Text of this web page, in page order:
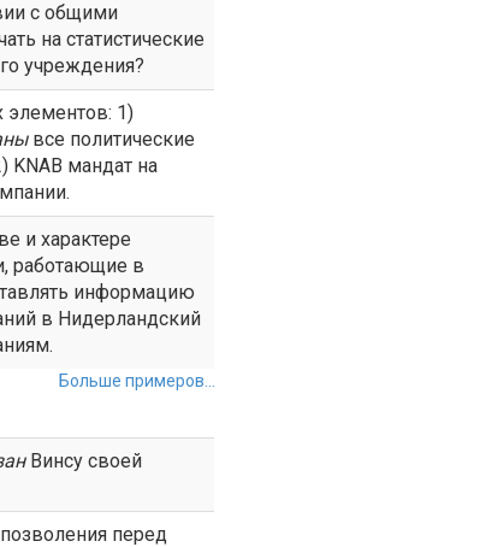
с общими
на статистические
учреждения?
элементов: 1)
все политические
KNAB мандат на
и характере
работающие в
информацию
в Нидерландский
Больше примеров...
Винсу своей
перед